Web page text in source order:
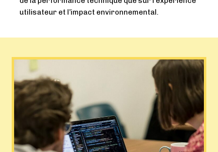
utilisateur et l’impact environnemental.